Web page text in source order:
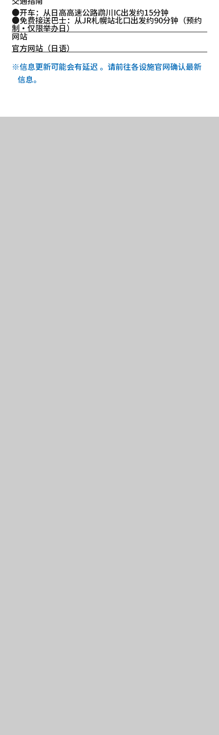
●开车：从日高高速公路鹉川IC出发约15分钟
●免费接送巴士：从JR札幌站北口出发约90分钟（预约
制·仅限举办日）
网站
官方网站（日语）
※信息更新可能会有延迟 。请前往各设施官网确认最新
信息。